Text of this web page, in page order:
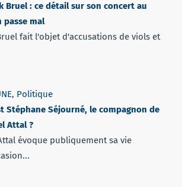
Bruel : ce détail sur son concert au
passe mal
fait l'objet d'accusations de viols et
, Politique
Stéphane Séjourné, le compagnon de
Attal ?
évoque publiquement sa vie